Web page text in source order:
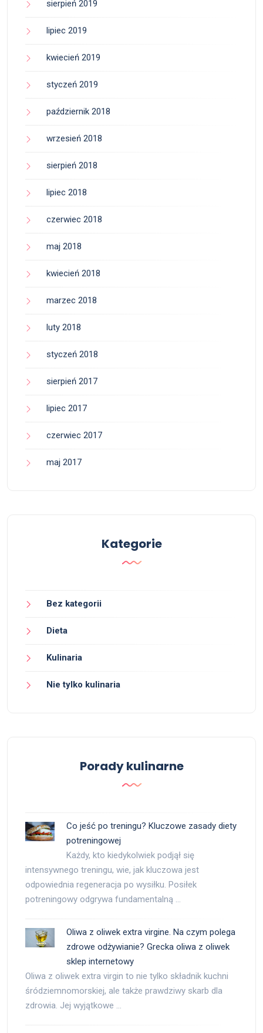
sierpień 2019
lipiec 2019
kwiecień 2019
styczeń 2019
październik 2018
wrzesień 2018
sierpień 2018
lipiec 2018
czerwiec 2018
maj 2018
kwiecień 2018
marzec 2018
luty 2018
styczeń 2018
sierpień 2017
lipiec 2017
czerwiec 2017
maj 2017
Kategorie
Bez kategorii
Dieta
Kulinaria
Nie tylko kulinaria
Porady kulinarne
Co jeść po treningu? Kluczowe zasady diety
potreningowej
Każdy, kto kiedykolwiek podjął się
intensywnego treningu, wie, jak kluczowa jest
odpowiednia regeneracja po wysiłku. Posiłek
potreningowy odgrywa fundamentalną …
Oliwa z oliwek extra virgine. Na czym polega
zdrowe odżywianie? Grecka oliwa z oliwek
sklep internetowy
Oliwa z oliwek extra virgin to nie tylko składnik kuchni
śródziemnomorskiej, ale także prawdziwy skarb dla
zdrowia. Jej wyjątkowe …